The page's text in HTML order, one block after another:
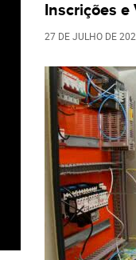
Inscrições e
27 DE JULHO DE